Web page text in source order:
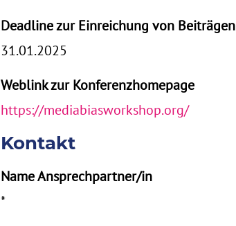
Deadline zur Einreichung von Beiträgen
31.01.2025
Weblink zur Konferenzhomepage
https://mediabiasworkshop.org/
Kontakt
Name Ansprechpartner/in
*